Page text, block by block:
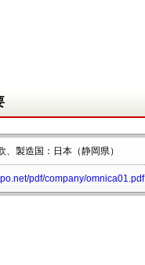
、製造国：日本（静岡県）
pdf/company/omnica01.pdf